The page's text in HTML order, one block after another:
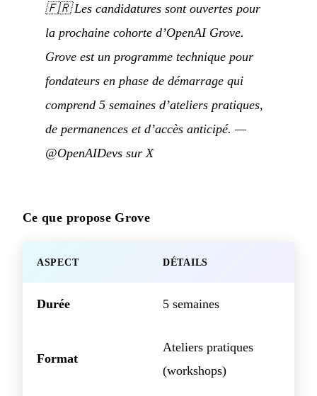
🇫🇷Les candidatures sont ouvertes pour
la prochaine cohorte d’OpenAI Grove.
Grove est un programme technique pour
fondateurs en phase de démarrage qui
comprend 5 semaines d’ateliers pratiques,
de permanences et d’accès anticipé. —
@OpenAIDevs sur X
Ce que propose Grove
ASPECT DÉTAILS
Durée 5 semaines
Format
Ateliers pratiques
(workshops)